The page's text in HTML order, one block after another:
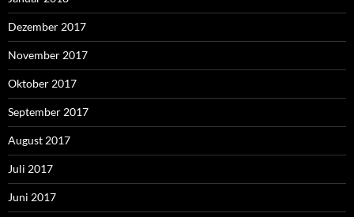
Dezember 2017
November 2017
Oktober 2017
September 2017
August 2017
Juli 2017
Juni 2017